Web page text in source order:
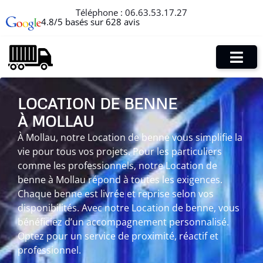
Téléphone : 06.63.53.17.27
4.8/5 basés sur 628 avis
LOCATION DE BENNE
À MOLLAU
À Mollau, notre Location de benne vous simplifie la
vie pour tous vos projets. Pour les particuliers
comme les professionnels, notre Location de
benne à Mollau répond à toutes les exigences.
Chaque benne est livrée et reprise selon vos
disponibilités. Avec notre Location de benne, vous
bénéficiez d’un accompagnement personnalisé.
Optez pour un service de proximité, réactif et
professionnel.